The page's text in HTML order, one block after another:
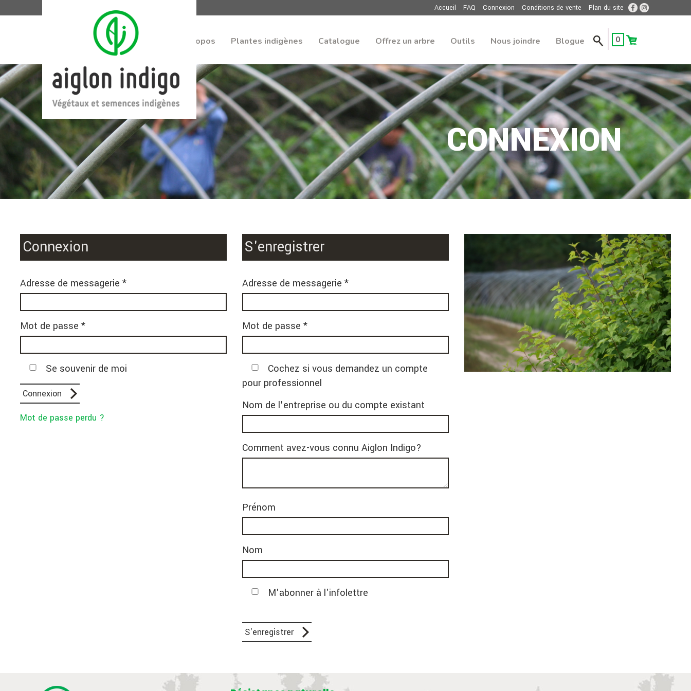
Accueil FAQ Connexion Conditions de vente Plan du site
À propos Plantes indigènes Catalogue Offrez un arbre Outils Nous joindre Blogue 0
CONNEXION
Connexion
Adresse de messagerie *
Mot de passe *
Se souvenir de moi
Mot de passe perdu ?
S'enregistrer
Adresse de messagerie *
Mot de passe *
Cochez si vous demandez un compte
pour professionnel
Nom de l'entreprise ou du compte existant
Comment avez-vous connu Aiglon Indigo?
Prénom
Nom
M'abonner à l'infolettre